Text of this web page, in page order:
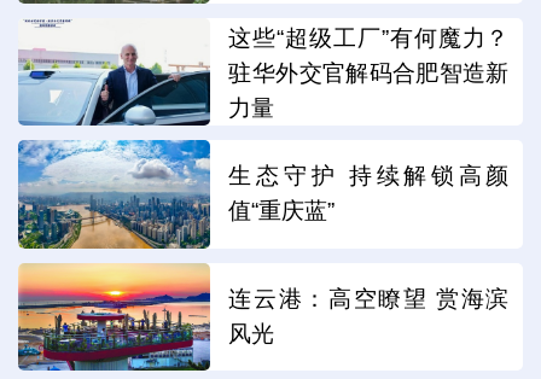
这些“超级工厂”有何魔力？
驻华外交官解码合肥智造新
力量
生态守护 持续解锁高颜
值“重庆蓝”
连云港：高空瞭望 赏海滨
风光